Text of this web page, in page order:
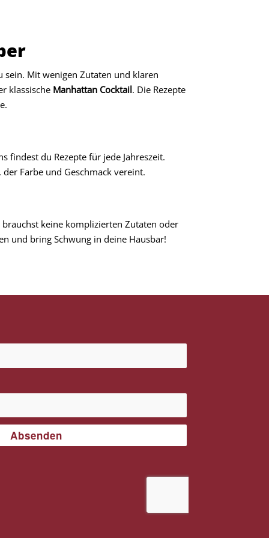
sein. Mit wenigen Zutaten und klaren
klassische Manhattan Cocktail. Die Rezepte
findest du Rezepte für jede Jahreszeit.
der Farbe und Geschmack vereint.
keine komplizierten Zutaten oder
und bring Schwung in deine Hausbar!